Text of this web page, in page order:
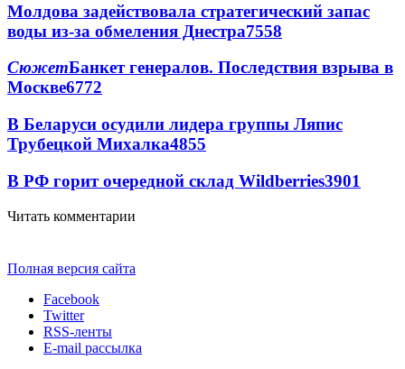
Молдова задействовала стратегический запас
воды из-за обмеления Днестра7558
СюжетБанкет генералов. Последствия взрыва в
Москве6772
В Беларуси осудили лидера группы Ляпис
Трубецкой Михалка4855
В РФ горит очередной склад Wildberries3901
Читать комментарии
Полная версия сайта
Facebook
Twitter
RSS-ленты
E-mail рассылка